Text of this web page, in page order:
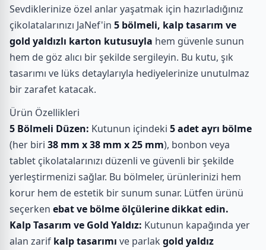
Sevdiklerinize özel anlar yaşatmak için hazırladığınız
çikolatalarınızı JaNef'in 5 bölmeli, kalp tasarım ve
gold yaldızlı karton kutusuyla hem güvenle sunun
hem de göz alıcı bir şekilde sergileyin. Bu kutu, şık
tasarımı ve lüks detaylarıyla hediyelerinize unutulmaz
bir zarafet katacak.
Ürün Özellikleri
5 Bölmeli Düzen: Kutunun içindeki 5 adet ayrı bölme
(her biri 38 mm x 38 mm x 25 mm), bonbon veya
tablet çikolatalarınızı düzenli ve güvenli bir şekilde
yerleştirmenizi sağlar. Bu bölmeler, ürünlerinizi hem
korur hem de estetik bir sunum sunar. Lütfen ürünü
seçerken ebat ve bölme ölçülerine dikkat edin.
Kalp Tasarım ve Gold Yaldız: Kutunun kapağında yer
alan zarif kalp tasarımı ve parlak gold yaldız